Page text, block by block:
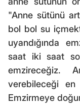
"Anne sütünü
bol bol su
uyandığında
saat iki saat
emzireceğiz.
verebileceği
Emzirmeye